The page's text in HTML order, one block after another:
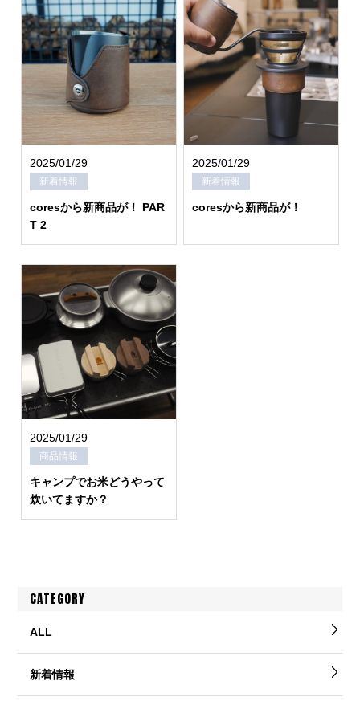
2025/01/29
新着情報
coresから新商品が！ PAR
T 2
2025/01/29
新着情報
coresから新商品が！
2025/01/29
商品情報
キャンプでお米どうやって
炊いてますか？
CATEGORY
ALL
新着情報